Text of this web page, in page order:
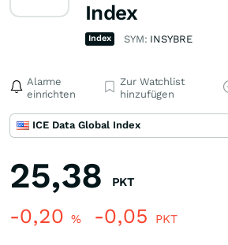
Index
Index SYM: INSYBRE
Alarme
einrichten
Zur Watchlist
hinzufügen
ICE Data Global Index
25,38 PKT
-0,20 % -0,05 PKT